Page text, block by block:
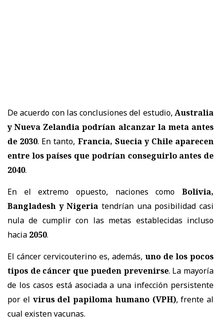
De acuerdo con las conclusiones del estudio, Australia
y Nueva Zelandia podrían alcanzar la meta antes
de 2030. En tanto, Francia, Suecia y Chile aparecen
entre los países que podrían conseguirlo antes de
2040.
En el extremo opuesto, naciones como Bolivia,
Bangladesh y Nigeria tendrían una posibilidad casi
nula de cumplir con las metas establecidas incluso
hacia 2050.
El cáncer cervicouterino es, además, uno de los pocos
tipos de cáncer que pueden prevenirse. La mayoría
de los casos está asociada a una infección persistente
por el virus del papiloma humano (VPH), frente al
cual existen vacunas.